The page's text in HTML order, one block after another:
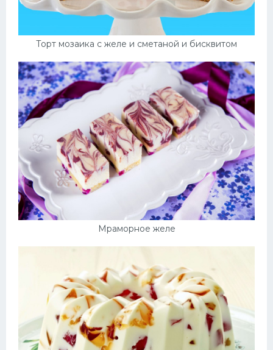
Торт мозаика с желе и сметаной и бисквитом
Мраморное желе